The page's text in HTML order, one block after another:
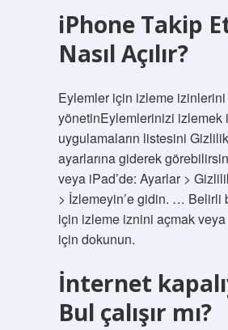
iPhone Takip
Nasıl Açılır?
Eylemler için izleme izinlerini
yönetinEylemlerinizi izlemek
uygulamaların listesini
ayarlarına giderek
veya iPad’de: Ayarlar >
> İzlemeyin’e gidin. … Belirli
için izleme iznini açmak
için dokunun.
İnternet
Bul çalışır mı?